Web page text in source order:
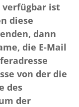
verfügbar ist
diese
dann
die E-Mail
von der die
des
der